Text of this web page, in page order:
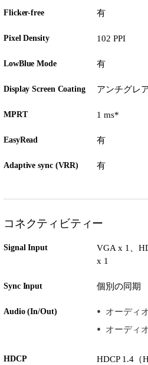
Flicker-free 有
Pixel Density 102 PPI
LowBlue Mode 有
Display Screen Coating アンチグレ
MPRT 1 ms*
EasyRead 有
Adaptive sync (VRR) 有
コネクティビティー
Signal Input
VGA x 1、
x 1
Sync Input 個別の同期
Audio (In/Out)
オーディ
オーディ
HDCP HDCP 1.4（